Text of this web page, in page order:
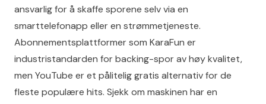
ansvarlig for å skaffe sporene selv via en
smarttelefonapp eller en strømmetjeneste.
Abonnementsplattformer som KaraFun er
industristandarden for backing-spor av høy kvalitet,
men YouTube er et pålitelig gratis alternativ for de
fleste populære hits. Sjekk om maskinen har en